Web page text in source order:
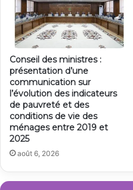
Conseil des ministres :
présentation d’une
communication sur
l’évolution des indicateurs
de pauvreté et des
conditions de vie des
ménages entre 2019 et
2025
août 6, 2026